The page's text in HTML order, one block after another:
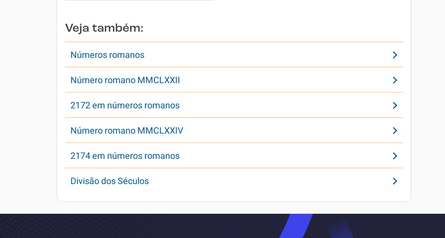
Veja também:
Números romanos
Número romano MMCLXXII
2172 em números romanos
Número romano MMCLXXIV
2174 em números romanos
Divisão dos Séculos